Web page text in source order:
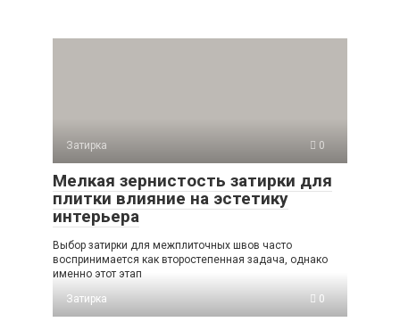
Затирка 0
Мелкая зернистость затирки для
плитки влияние на эстетику
интерьера
Выбор затирки для межплиточных швов часто
воспринимается как второстепенная задача, однако
именно этот этап
Затирка
0